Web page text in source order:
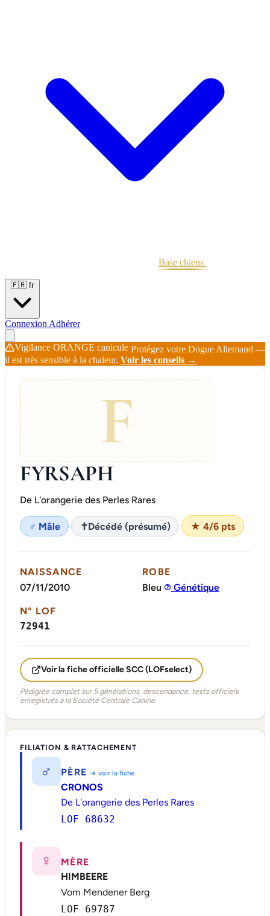
Base chiens
🇫🇷 fr
Connexion Adhérer
Vigilance ORANGE canicule Protégez votre Dogue Allemand —
il est très sensible à la chaleur. Voir les conseils →
F
FYRSAPH
De L'orangerie des Perles Rares
♂ Mâle ✝Décédé (présumé) ★ 4/6 pts
NAISSANCE
07/11/2010
ROBE
Bleu
Génétique
N° LOF
72941
Voir la fiche officielle SCC (LOFselect)
Pédigrée complet sur 5 générations, descendance, tests officiels
enregistrés à la Société Centrale Canine.
FILIATION & RATTACHEMENT
♂ PÈRE → voir la fiche
CRONOS
De L'orangerie des Perles Rares
LOF 68632
♀
MÈRE
HIMBEERE
Vom Mendener Berg
LOF 69787